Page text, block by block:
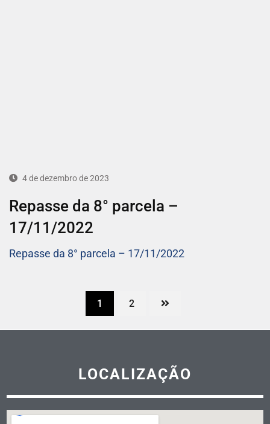
4 de dezembro de 2023
Repasse da 8° parcela –
17/11/2022
Repasse da 8° parcela – 17/11/2022
1 2
LOCALIZAÇÃO